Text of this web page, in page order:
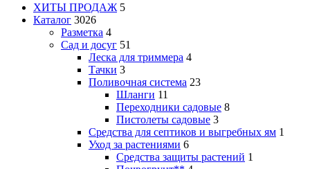
ХИТЫ ПРОДАЖ 5
Каталог 3026
Разметка 4
Сад и досуг 51
Леска для триммера 4
Тачки 3
Поливочная система 23
Шланги 11
Переходники садовые 8
Пистолеты садовые 3
Средства для септиков и выгребных ям 1
Уход за растениями 6
Средства защиты растений 1